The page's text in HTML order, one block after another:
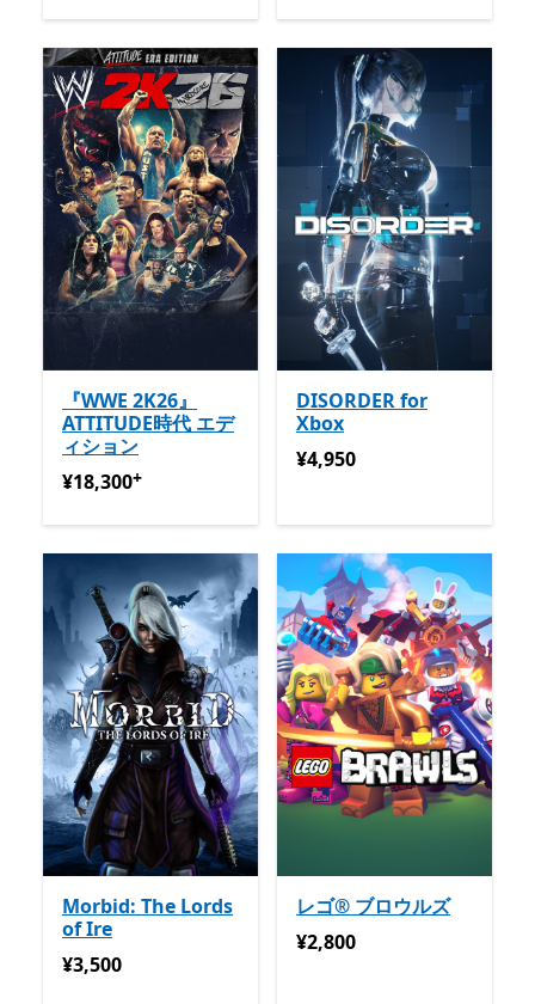
『WWE 2K26』
ATTITUDE時代 エデ
ィション
¥18,300アプリ内購入が提供されています
¥18,300+
DISORDER for
Xbox
¥4,950
¥4,950
Morbid: The Lords
of Ire
¥3,500
¥3,500
レゴ® ブロウルズ
¥2,800
¥2,800